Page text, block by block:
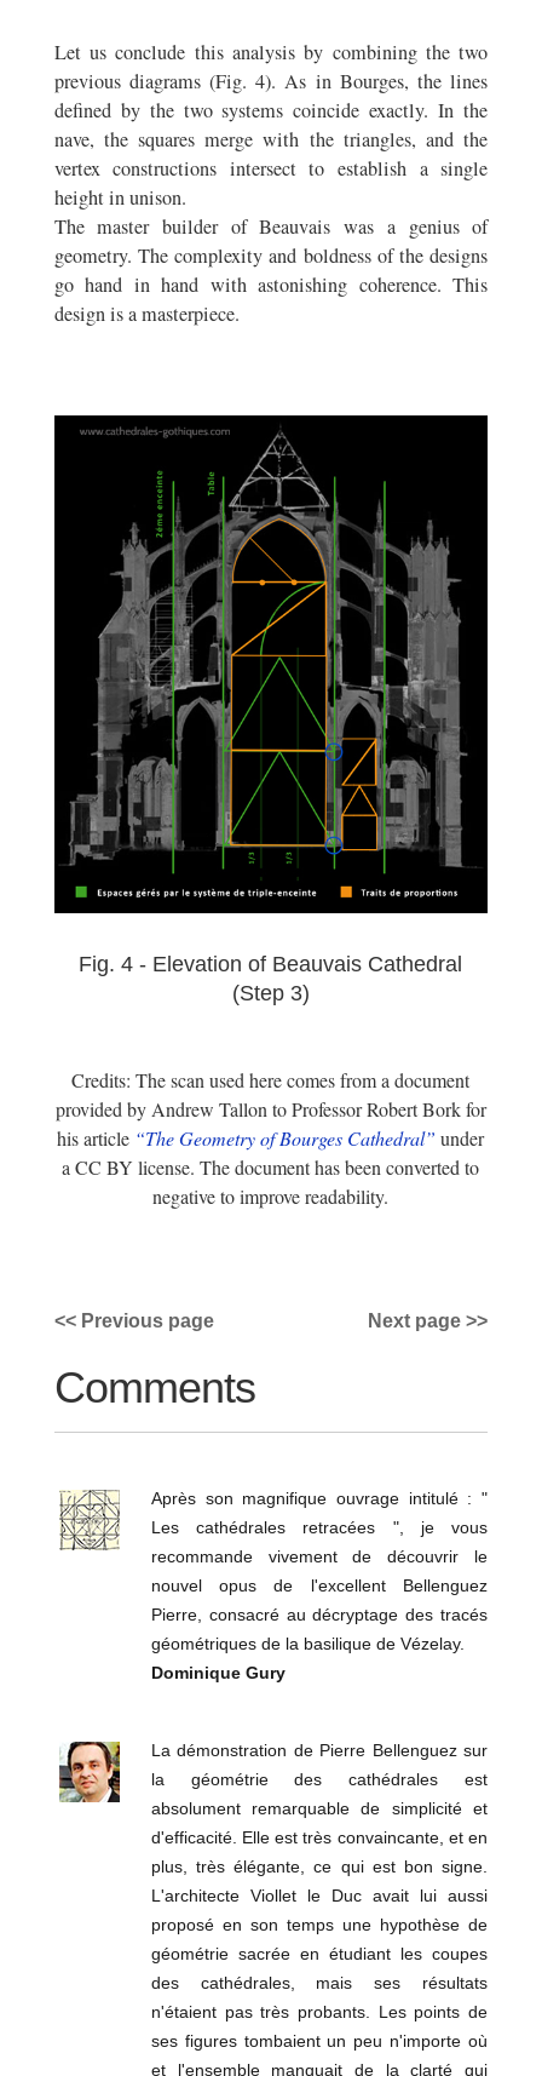
Let us conclude this analysis by combining the two
previous diagrams (Fig. 4). As in Bourges, the lines
defined by the two systems coincide exactly. In the
nave, the squares merge with the triangles, and the
vertex constructions intersect to establish a single
height in unison.
The master builder of Beauvais was a genius of
geometry. The complexity and boldness of the designs
go hand in hand with astonishing coherence. This
design is a masterpiece.
Fig. 4 - Elevation of Beauvais Cathedral
(Step 3)
Credits: The scan used here comes from a document
provided by Andrew Tallon to Professor Robert Bork for
his article “The Geometry of Bourges Cathedral” under
a CC BY license. The document has been converted to
negative to improve readability.
<< Previous page Next page >>
Comments
Après son magnifique ouvrage intitulé : "
Les cathédrales retracées ", je vous
recommande vivement de découvrir le
nouvel opus de l'excellent Bellenguez
Pierre, consacré au décryptage des tracés
géométriques de la basilique de Vézelay.
Dominique Gury
La démonstration de Pierre Bellenguez sur
la géométrie des cathédrales est
absolument remarquable de simplicité et
d'efficacité. Elle est très convaincante, et en
plus, très élégante, ce qui est bon signe.
L'architecte Viollet le Duc avait lui aussi
proposé en son temps une hypothèse de
géométrie sacrée en étudiant les coupes
des cathédrales, mais ses résultats
n'étaient pas très probants. Les points de
ses figures tombaient un peu n'importe où
et l'ensemble manquait de la clarté qui